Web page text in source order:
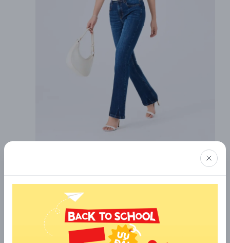
Không chỉ “dễ tính” trong khoản phối đồ, quần bò ống
loe còn cực kỳ linh hoạt khi có thể tôn dáng và khắc
phục nhiều nhược điểm cơ thể. Dù bạn cao hay thấp,
tròn trịa hay mảnh mai, chỉ cần chọn đúng kiểu quần,
bạn sẽ có ngay diện mạo ấn tượng. Dưới đây là gợi ý lựa
chọn quần bò ống loe phù hợp với từng dáng người: